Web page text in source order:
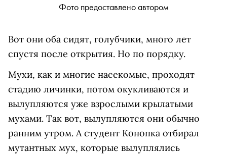
Фото предоставлено автором
Вот они оба сидят, голубчики, много лет
спустя после открытия. Но по порядку.
Мухи, как и многие насекомые, проходят
стадию личинки, потом окукливаются и
вылупляются уже взрослыми крылатыми
мухами. Так вот, вылупляются они обычно
ранним утром. А студент Конопка отбирал
мутантных мух, которые вылуплялись